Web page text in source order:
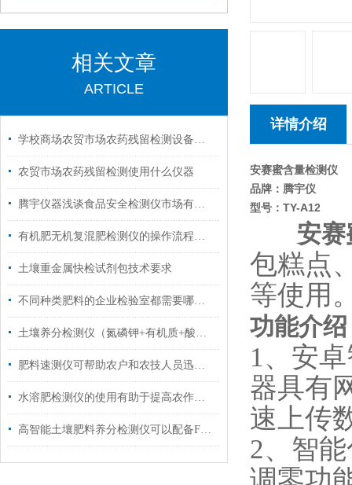
相关文章
ARTICLE
学校商场农贸市场农药残留检测设备用哪些
农贸市场农药残留检测使用什么仪器
腾宇仪器浅谈食品安全检测仪市场有很大的发展空间
有机肥无机复混肥检测仪的操作流程简单
土壤重金属快检试剂包技术要求
不同种类肥料的企业检验室都需要哪些仪器设备
土壤养分检测仪（氮磷钾+有机质+酸碱度+重金属分析）
肥料速测仪可帮助农户和农技人员迅速掌握肥料的养分状况
水溶肥检测仪的使用有助于提高农作物的产量和品质
高智能土壤肥料养分检测仪可以配备FDR传感器了
详情介绍
安赛蜜含量检测仪
品牌：腾宇仪
型号： TY-A12
安
包糕点
等使用
功能介绍
1、安
器具有
速上传
2、智